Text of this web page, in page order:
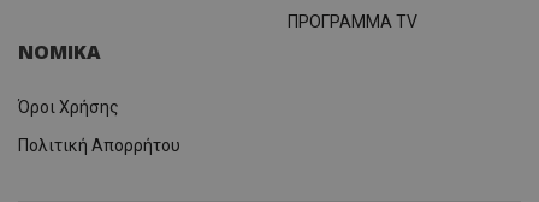
ΠΡΟΓΡΑΜΜΑ TV
ΝΟΜΙΚΑ
Όροι Χρήσης
Πολιτική Απορρήτου